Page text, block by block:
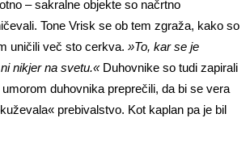
– sakralne objekte so načrtno
Tone Vrisk se ob tem zgraža, kako so
uničili več sto cerkva. »To, kar se je
nikjer na svetu.« Duhovnike so tudi zapirali
duhovnika preprečili, da bi se vera
prebivalstvo. Kot kaplan pa je bil